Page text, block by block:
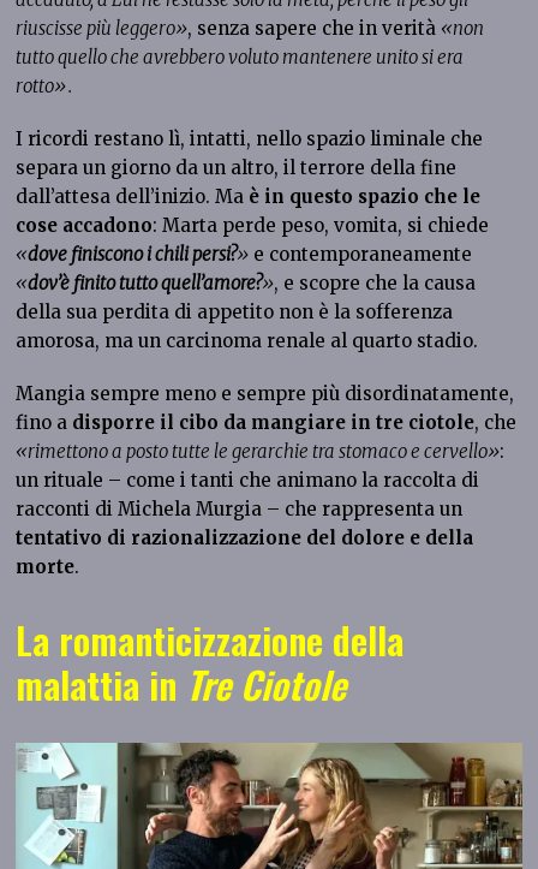
riuscisse più leggero», senza sapere che in verità «non
tutto quello che avrebbero voluto mantenere unito si era
rotto».
I ricordi restano lì, intatti, nello spazio liminale che
separa un giorno da un altro, il terrore della fine
dall’attesa dell’inizio. Ma è in questo spazio che le
cose accadono: Marta perde peso, vomita, si chiede
«dove finiscono i chili persi?» e contemporaneamente
«dov’è finito tutto quell’amore?», e scopre che la causa
della sua perdita di appetito non è la sofferenza
amorosa, ma un carcinoma renale al quarto stadio.
Mangia sempre meno e sempre più disordinatamente,
fino a disporre il cibo da mangiare in tre ciotole, che
«rimettono a posto tutte le gerarchie tra stomaco e cervello»:
un rituale – come i tanti che animano la raccolta di
racconti di Michela Murgia – che rappresenta un
tentativo di razionalizzazione del dolore e della
morte.
La romanticizzazione della
malattia in Tre Ciotole